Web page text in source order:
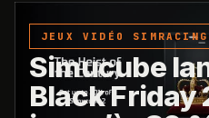
JEUX VIDÉO SIMRACING
Simucube
Black Friday